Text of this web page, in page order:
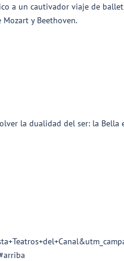
a un cautivador viaje de
y Beethoven.
la dualidad del ser: la Bella